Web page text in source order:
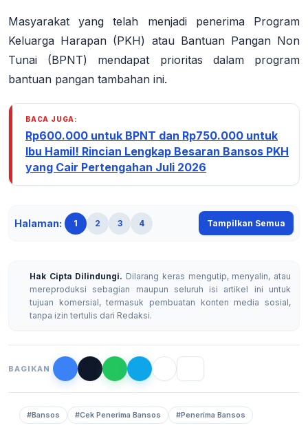
Masyarakat yang telah menjadi penerima Program
Keluarga Harapan (PKH) atau Bantuan Pangan Non
Tunai (BPNT) mendapat prioritas dalam program
bantuan pangan tambahan ini.
BACA JUGA:
Rp600.000 untuk BPNT dan Rp750.000 untuk
Ibu Hamil! Rincian Lengkap Besaran Bansos PKH
yang Cair Pertengahan Juli 2026
Halaman: 1 2 3 4 Tampilkan Semua
Hak Cipta Dilindungi. Dilarang keras mengutip, menyalin, atau
mereproduksi sebagian maupun seluruh isi artikel ini untuk
tujuan komersial, termasuk pembuatan konten media sosial,
tanpa izin tertulis dari Redaksi.
BAGIKAN
#Bansos #Cek Penerima Bansos #Penerima Bansos